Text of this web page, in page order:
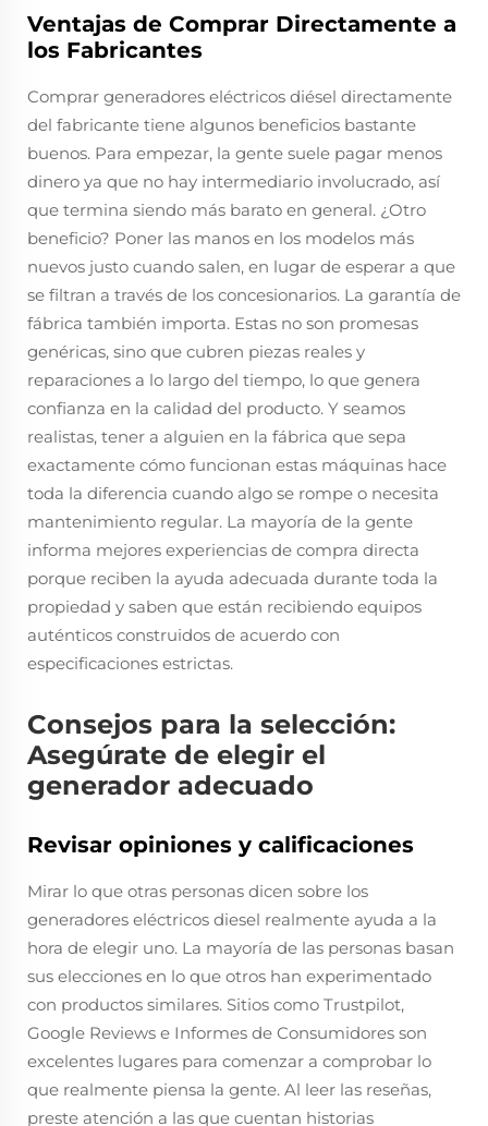
Ventajas de Comprar Directamente a
los Fabricantes
Comprar generadores eléctricos diésel directamente
del fabricante tiene algunos beneficios bastante
buenos. Para empezar, la gente suele pagar menos
dinero ya que no hay intermediario involucrado, así
que termina siendo más barato en general. ¿Otro
beneficio? Poner las manos en los modelos más
nuevos justo cuando salen, en lugar de esperar a que
se filtran a través de los concesionarios. La garantía de
fábrica también importa. Estas no son promesas
genéricas, sino que cubren piezas reales y
reparaciones a lo largo del tiempo, lo que genera
confianza en la calidad del producto. Y seamos
realistas, tener a alguien en la fábrica que sepa
exactamente cómo funcionan estas máquinas hace
toda la diferencia cuando algo se rompe o necesita
mantenimiento regular. La mayoría de la gente
informa mejores experiencias de compra directa
porque reciben la ayuda adecuada durante toda la
propiedad y saben que están recibiendo equipos
auténticos construidos de acuerdo con
especificaciones estrictas.
Consejos para la selección:
Asegúrate de elegir el
generador adecuado
Revisar opiniones y calificaciones
Mirar lo que otras personas dicen sobre los
generadores eléctricos diesel realmente ayuda a la
hora de elegir uno. La mayoría de las personas basan
sus elecciones en lo que otros han experimentado
con productos similares. Sitios como Trustpilot,
Google Reviews e Informes de Consumidores son
excelentes lugares para comenzar a comprobar lo
que realmente piensa la gente. Al leer las reseñas,
preste atención a las que cuentan historias